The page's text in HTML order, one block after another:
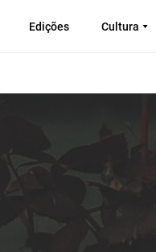
Edições Cultura